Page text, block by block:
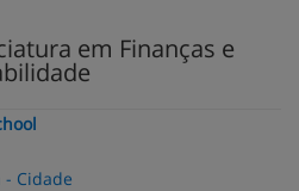
em Finanças e
- Cidade